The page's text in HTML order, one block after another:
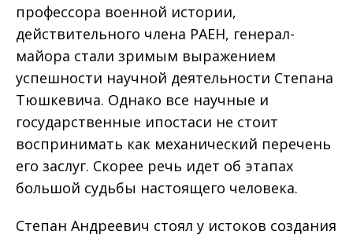
профессора военной истории,
действительного члена РАЕН, генерал-
майора стали зримым выражением
успешности научной деятельности Степана
Тюшкевича. Однако все научные и
государственные ипостаси не стоит
воспринимать как механический перечень
его заслуг. Скорее речь идет об этапах
большой судьбы настоящего человека.
Степан Андреевич стоял у истоков создания